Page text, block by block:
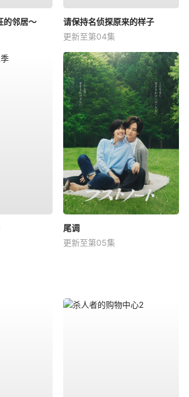
的邻居～
请保持名侦探原来的样子
更新至第04集
尾调
更新至第05集